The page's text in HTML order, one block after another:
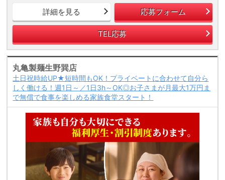
詳細を見る 応募フォーム
TEL応募
丸亀製麺生野巽店
土日祝時給UP★短時間もOK！プライベートに合わせて自分ら
しく働ける！週1日～／1日3h～OK◎お子さまが月最大1万円ま
で無償で食事を楽しめる家族食堂スタート！